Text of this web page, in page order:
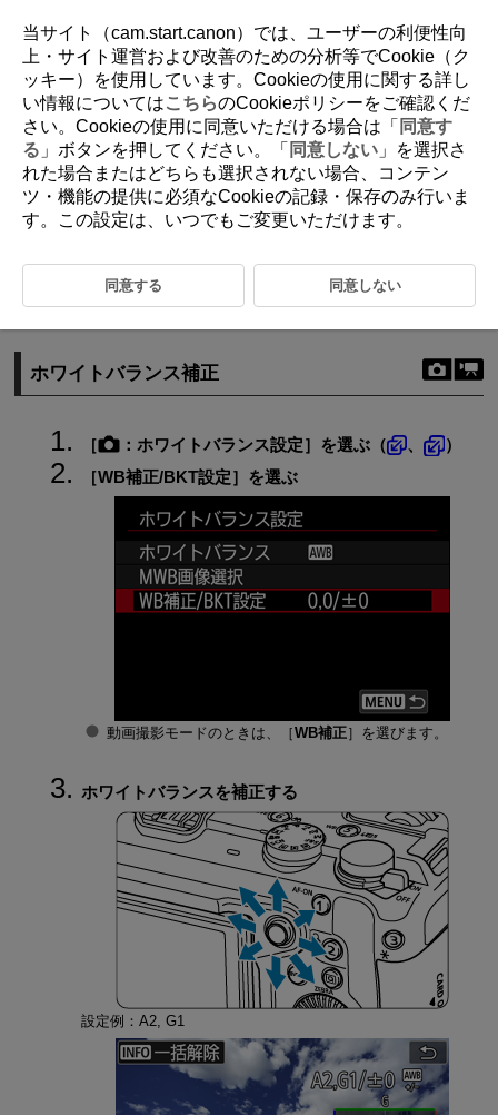
D388-087
ホワイトバランスの補正
ホワイトバランス補正
使うと、市販の色温度変換フィルターや、色補正用フィルターと同じよ
うな効果を得ることができます。
ホワイトバランス補正
［ ： ホワイトバランス設定］を選ぶ（ 、
）
［WB補正/BKT設定］を選ぶ
動画撮影モードのときは、［WB補正］を選びます。
ホワイトバランスを補正する
設定例：A2, G1
当サイト（cam.start.canon）では、ユーザーの利便性向
上・サイト運営および改善のための分析等でCookie（ク
ッキー）を使用しています。Cookieの使用に関する詳し
い情報についてはこちらのCookieポリシーをご確認くだ
さい。Cookieの使用に同意いただける場合は「 同意す
る 」ボタンを押してください。「 同意しない 」を選択さ
れた場合またはどちらも選択されない場合、コンテン
ツ・機能の提供に必須なCookieの記録・保存のみ行いま
す。この設定は、いつでもご変更いただけます。
同意する 同意しない